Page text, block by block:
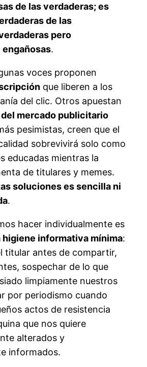
de las verdaderas; es
de las
pero
.
voces proponen
que liberen a los
del clic. Otros apuestan
mercado publicitario
pesimistas, creen que el
sobrevivirá solo como
educadas mientras la
de titulares y memes.
soluciones es sencilla ni
.
hacer individualmente es
higiene informativa mínima:
titular antes de compartir,
sospechar de lo que
limpiamente nuestros
por periodismo cuando
actos de resistencia
que nos quiere
alterados y
informados.